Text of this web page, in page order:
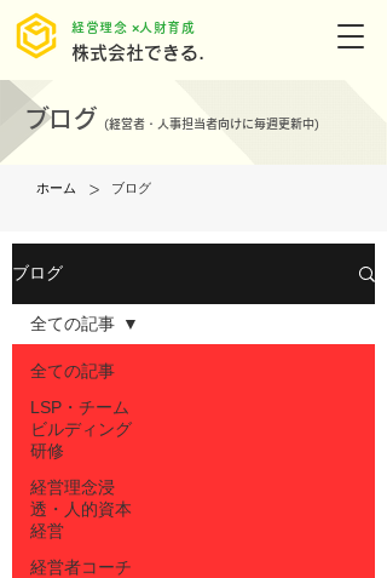
株式会社できる.
​経営理念 ×人財育成
ブログ (経営者・人事担当者向けに毎週更新中)
ホーム > ブログ
ブログ
全ての記事
LSP・チーム
ビルディング
研修
経営理念浸
透・人的資本
経営
経営者コーチ
全ての記事